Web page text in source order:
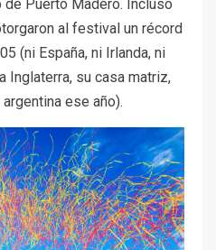
de Puerto Madero. Incluso
al festival un récord
(ni España, ni Irlanda, ni
Inglaterra, su casa matriz,
ese año).